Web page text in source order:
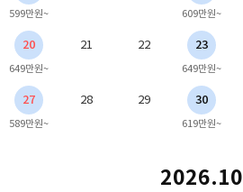
599만원~ 609만원~
20
649만원~
21 22 23
649만원~
27
589만원~
28 29 30
619만원~
2026.10